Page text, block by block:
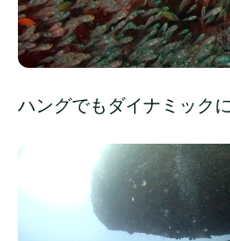
ハングでもダイナミック